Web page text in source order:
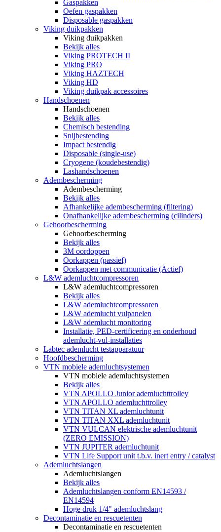
Gaspakken
Oefen gaspakken
Disposable gaspakken
Viking duikpakken
Viking duikpakken
Bekijk alles
Viking PROTECH II
Viking PRO
Viking HAZTECH
Viking HD
Viking duikpak accessoires
Handschoenen
Handschoenen
Bekijk alles
Chemisch bestending
Snijbestending
Impact bestendig
Disposable (single-use)
Cryogene (koudebestendig)
Lashandschoenen
Adembescherming
Adembescherming
Bekijk alles
Afhankelijke adembescherming (filtering)
Onafhankelijke adembescherming (cilinders)
Gehoorbescherming
Gehoorbescherming
Bekijk alles
3M oordoppen
Oorkappen (passief)
Oorkappen met communicatie (Actief)
L&W ademluchtcompressoren
L&W ademluchtcompressoren
Bekijk alles
L&W ademluchtcompressoren
L&W ademlucht vulpanelen
L&W ademlucht monitoring
Installatie, PED-certificering en onderhoud
ademlucht-vul-installaties
Labtec ademlucht testapparatuur
Hoofdbescherming
VTN mobiele ademluchtsystemen
VTN mobiele ademluchtsystemen
Bekijk alles
VTN APOLLO Junior ademluchttrolley
VTN APOLLO ademluchttrolley
VTN TITAN XL ademluchtunit
VTN TITAN XXL ademluchtunit
VTN VULCAN elektrische ademluchtunit
(ZERO EMISSION)
VTN JUPITER ademluchtunit
VTN Life Support unit t.b.v. inert entry / catalyst
Ademluchtslangen
Ademluchtslangen
Bekijk alles
Ademluchtslangen conform EN14593 /
EN14594
Hoge druk 1/4" ademluchtslang
Decontaminatie en rescuetenten
Decontaminatie en rescuetenten